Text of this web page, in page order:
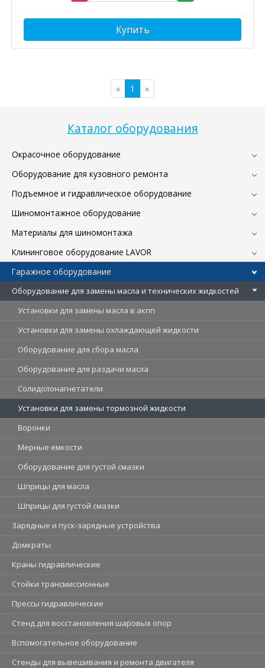
Каталог оборудования
Окрасочное оборудование
Оборудование для кузовного ремонта
Подъемное и гидравлическое оборудование
Шиномонтажное оборудование
Материалы для шиномонтажа
Клининговое оборудование LAVOR
Гаражное оборудование
Оборудование для замены масла и технических жидкостей
Установки для замены масла в акпп
Установки для замены охлаждающей жидкости
Оборудование для сбора масла
Оборудование для раздачи масла
Солидолонагнетатели
Установки для замены тормозной жидкости
Воронки
Мерные емкости
Оборудование для густой смазки
Шприцы для масла
Шприцы для густой смазки
Зарядные и пуск-зарядные устройства
Домкраты
Краны гидравлические
Стойки трансмиссионные
Прессы гидравлические
Стенд для восстановления шаровых опор
Вспомогательное оборудование
Стенды для вывешивания и ремонта двигателя
Купить
« 1 »